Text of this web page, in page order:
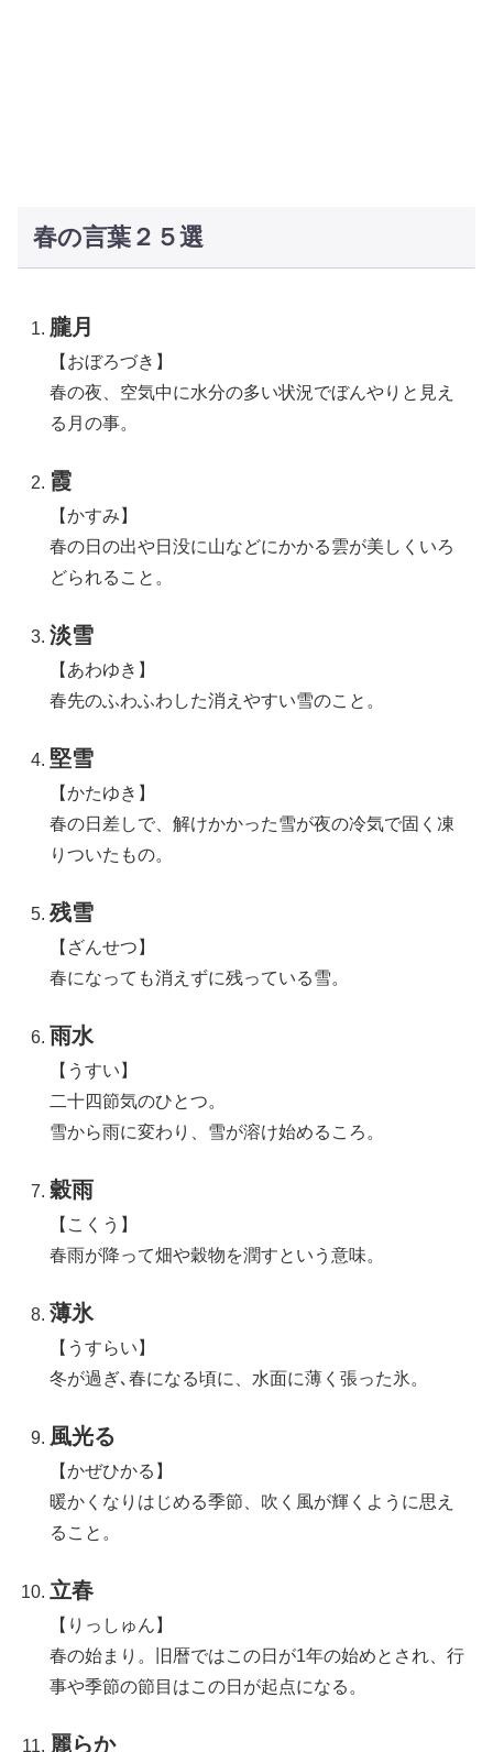
春の言葉２５選
朧月
【おぼろづき】
春の夜、空気中に水分の多い状況でぼんやりと見え
る月の事。
霞
【かすみ】
春の日の出や日没に山などにかかる雲が美しくいろ
どられること。
淡雪
【あわゆき】
春先のふわふわした消えやすい雪のこと。
堅雪
【かたゆき】
春の日差しで、解けかかった雪が夜の冷気で固く凍
りついたもの。
残雪
【ざんせつ】
春になっても消えずに残っている雪。
雨水
【うすい】
二十四節気のひとつ。
雪から雨に変わり、雪が溶け始めるころ。
穀雨
【こくう】
春雨が降って畑や穀物を潤すという意味。
薄氷
【うすらい】
冬が過ぎ､春になる頃に、水面に薄く張った氷。
風光る
【かぜひかる】
暖かくなりはじめる季節、吹く風が輝くように思え
ること。
立春
【りっしゅん】
春の始まり。旧暦ではこの日が1年の始めとされ、行
事や季節の節目はこの日が起点になる。
麗らか